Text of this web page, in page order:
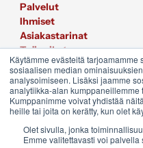
Käytämme evästeitä
sosiaalisen median
analysoimiseen. Lisäksi jaamme
analytiikka-alan kumppaneillemme
Kumppanimme voivat yhdistää
heille tai joita on kerätty, kun olet
Olet sivulla, jonka
Emme valitettavasti voi
Palvelut
Ihmiset
Asiakastarinat
Työpaikat
Sijoittajat
Liity postituslistalle